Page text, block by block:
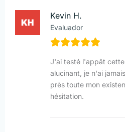
Kevin H.
Evaluador
J'ai testé l'appât cette
alucinant, je n'ai
près toute mon
hésitation.